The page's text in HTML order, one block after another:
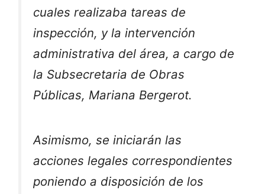
cuales realizaba tareas de
inspección, y la intervención
administrativa del área, a cargo de
la Subsecretaria de Obras
Públicas, Mariana Bergerot.
Asimismo, se iniciarán las
acciones legales correspondientes
poniendo a disposición de los